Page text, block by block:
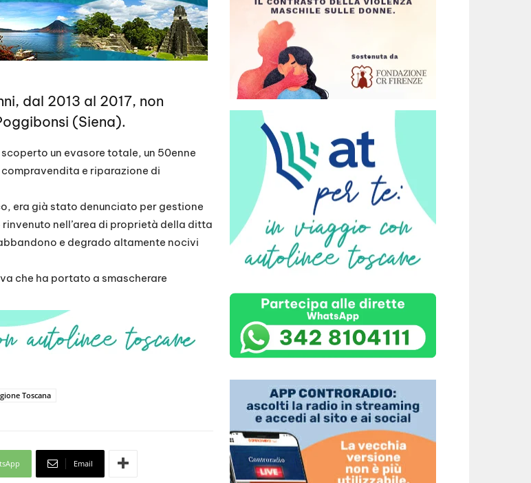
dal 2013 al 2017, non
(Siena).
un evasore totale, un 50enne
e riparazione di
era già stato denunciato per gestione
nell’area di proprietà della ditta
e degrado altamente nocivi
che ha portato a smascherare
Toscana
Email